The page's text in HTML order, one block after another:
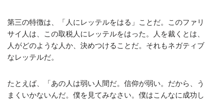
第三の特徴は、「人にレッテルをはる」ことだ。このファリ
サイ人は、この取税人にレッテルをはった。人を裁くとは、
人がどのような人か、決めつけることだ。それもネガティブ
なレッテルだ。
たとえば、「あの人は弱い人間だ。信仰が弱い。だから、う
まくいかないんだ。僕を見てみなさい。僕はこんなに成功し